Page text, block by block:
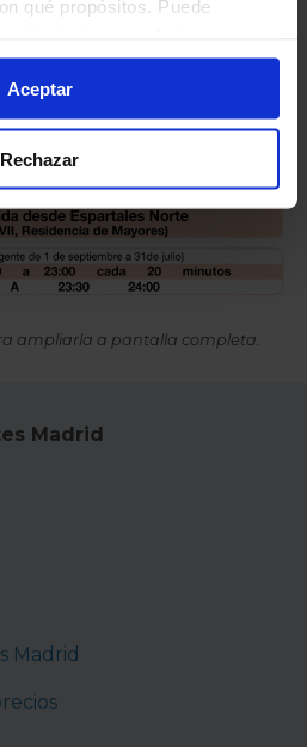
qué propósitos. Puede
de cookies o clicando en
sobre su ubicación
tener una precisión de varios
analizándolo activamente
específicas (huellas
momento en la Declaración
basada en la
la dirección IP, los
para mantener activa
, puedes continuar la
Aceptar
Rechazar
ampliarla a pantalla completa.
Madrid
Madrid